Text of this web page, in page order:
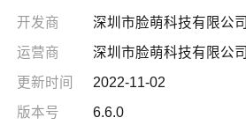
开发商
深圳市脸萌科技有限公司
运营商
深圳市脸萌科技有限公司
更新时间
2022-11-02
版本号
6.6.0